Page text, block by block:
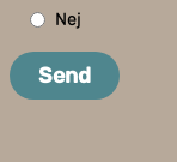
Nej
Send